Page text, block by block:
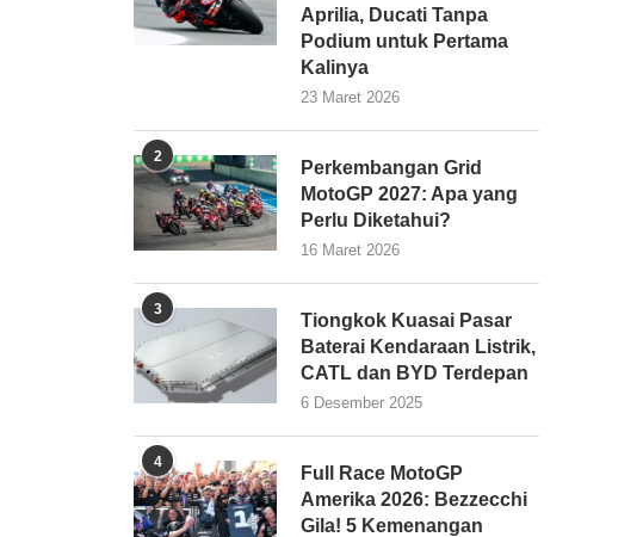
Aprilia, Ducati Tanpa
Podium untuk Pertama
Kalinya
23 Maret 2026
2
Perkembangan Grid
MotoGP 2027: Apa yang
Perlu Diketahui?
16 Maret 2026
3
Tiongkok Kuasai Pasar
Baterai Kendaraan Listrik,
CATL dan BYD Terdepan
6 Desember 2025
4
Full Race MotoGP
Amerika 2026: Bezzecchi
Gila! 5 Kemenangan